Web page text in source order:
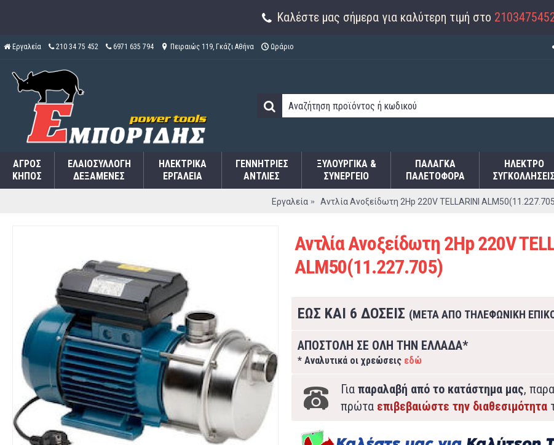
Καλέστε μας σήμερα για καλύτερη τιμή στο
Εργαλεία 210 34 75 452 6971 635 794 Πειραιώς 119, Γκάζι Αθήνα Ωράριο
ΑΓΡΌΣ
ΚΉΠΟΣ
ΕΛΑΙΟΣΥΛΛΟΓΉ
ΔΕΞΑΜΕΝΈΣ
ΗΛΕΚΤΡΙΚΆ
ΕΡΓΑΛΕΊΑ
ΓΕΝΝΉΤΡΙΕΣ
ΑΝΤΛΊΕΣ
ΞΥΛΟΥΡΓΙΚΑ &
ΣΥΝΕΡΓΕΙΟ
ΠΑΛΆΓΚΑ
ΠΑΛΕΤΟΦΌΡΑ
ΗΛΕΚΤΡΟ
ΣΥΓΚΟΛΛΉΣΕΙΣ
Εργαλεία Αντλία Ανοξείδωτη 2Hp 220V TELLARINI
Αντλία Ανοξείδωτη 2Hp 220V
ALM50(11.227.705)
ΕΩΣ ΚΑΙ 6 ΔΟΣΕΙΣ (ΜΕΤΑ ΑΠΟ ΤΗΛΕΦΩΝΙΚΗ
ΑΠΟΣΤΟΛΗ ΣΕ ΟΛΗ ΤΗΝ ΕΛΛΑΔΑ*
* Αναλυτικά οι χρεώσεις εδώ
Για παραλαβή από το κατάστημα μας,
πρώτα επιβεβαιώστε την διαθεσιμότητα